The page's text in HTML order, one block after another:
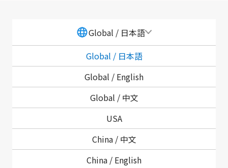
Global / 日本語
Global / 日本語
Global / English
Global / 中文
USA
China / 中文
China / English
お問い合わせ
製品情報、カスタム対応についてご気軽にご相談
ください
用語集、生産中止品一覧、代理店情報についてはこちら